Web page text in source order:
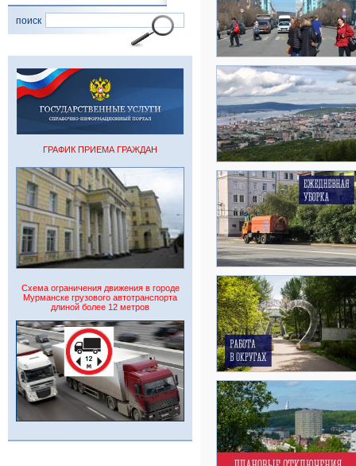
поиск
ГРАФИК ПРИЕМА ГРАЖДАН
Схема ограничения движения в городе
Мурманске грузового автотранспорта
длиной более 12 метров